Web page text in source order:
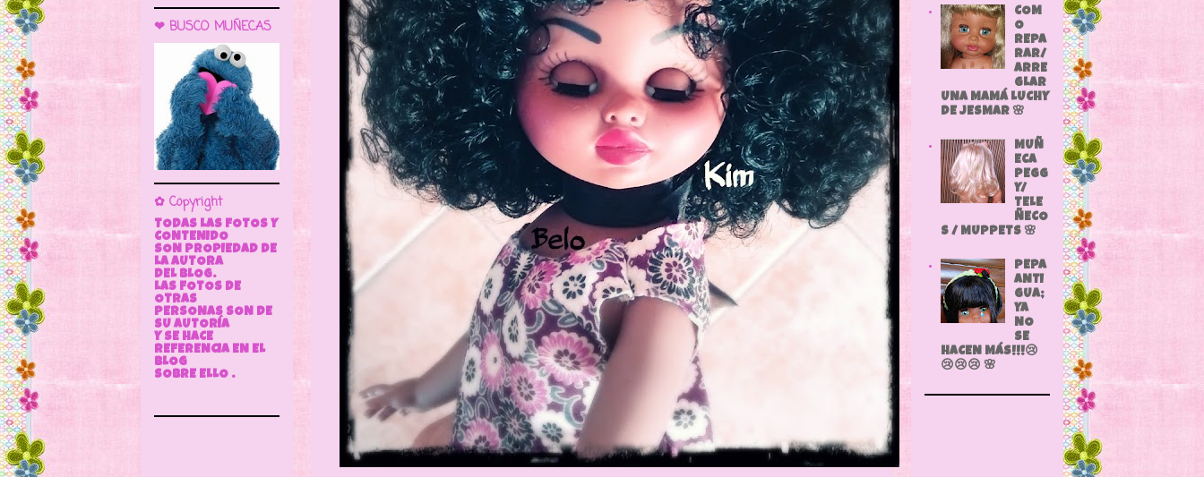
❤ BUSCO MUÑECAS
✿ Copyright
TODAS LAS FOTOS Y
CONTENIDO
SON PROPIEDAD DE
LA AUTORA
DEL BLOG.
LAS FOTOS DE
OTRAS
PERSONAS SON DE
SU AUTORÍA
Y SE HACE
REFERENCIA EN EL
BLOG
SOBRE ELLO .
COM
O
REPA
RAR/
ARRE
GLAR
UNA MAMÁ LUCHY
DE JESMAR 🌸
MUÑ
ECA
PEGG
Y/
TELE
ÑECO
S / MUPPETS 🌸
PEPA
ANTI
GUA;
YA
NO
SE
HACEN MÁS!!!😢
😢😢😢 🌸